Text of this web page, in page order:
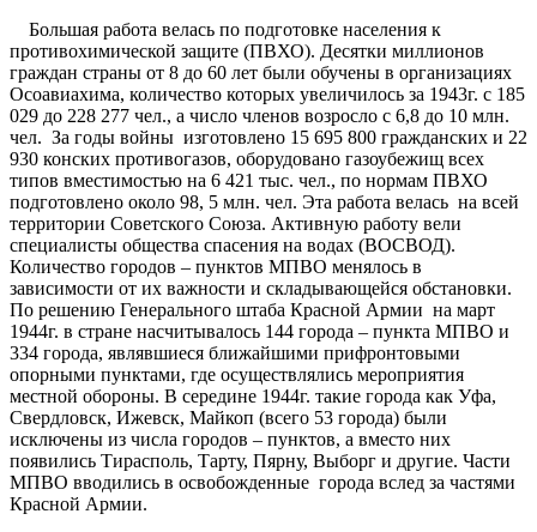
Большая работа велась по подготовке населения к
противохимической защите (ПВХО). Десятки миллионов
граждан страны от 8 до 60 лет были обучены в организациях
Осоавиахима, количество которых увеличилось за 1943г. с 185
029 до 228 277 чел., а число членов возросло с 6,8 до 10 млн.
чел. За годы войны изготовлено 15 695 800 гражданских и 22
930 конских противогазов, оборудовано газоубежищ всех
типов вместимостью на 6 421 тыс. чел., по нормам ПВХО
подготовлено около 98, 5 млн. чел. Эта работа велась на всей
территории Советского Союза. Активную работу вели
специалисты общества спасения на водах (ВОСВОД).
Количество городов – пунктов МПВО менялось в
зависимости от их важности и складывающейся обстановки.
По решению Генерального штаба Красной Армии на март
1944г. в стране насчитывалось 144 города – пункта МПВО и
334 города, являвшиеся ближайшими прифронтовыми
опорными пунктами, где осуществлялись мероприятия
местной обороны. В середине 1944г. такие города как Уфа,
Свердловск, Ижевск, Майкоп (всего 53 города) были
исключены из числа городов – пунктов, а вместо них
появились Тирасполь, Тарту, Пярну, Выборг и другие. Части
МПВО вводились в освобожденные города вслед за частями
Красной Армии.